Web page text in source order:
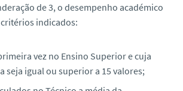
de 3, o desempenho académico
indicados:
vez no Ensino Superior e cuja
seja igual ou superior a 15 valores;